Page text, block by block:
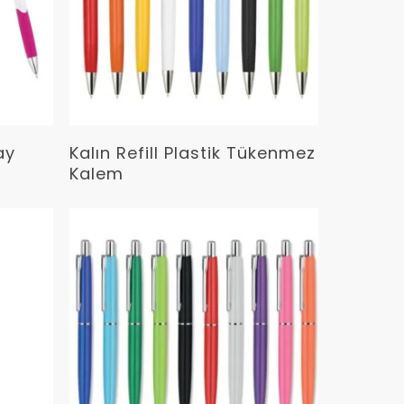
Devamını Oku
Kalın Refill Plastik Tükenmez
Kalem